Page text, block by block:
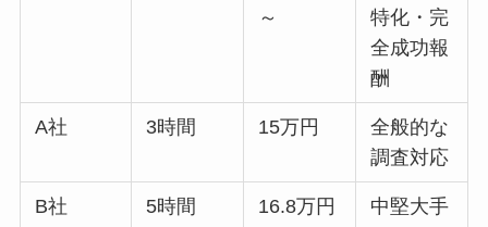
～
特化・完
全成功報
酬
A社 3時間 15万円
全般的な
調査対応
B社 5時間 16.8万円 中堅大手